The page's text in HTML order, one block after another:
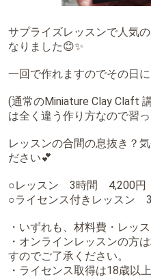
サプライズレッスンで人気
なりました😊✨
一回で作れますのでその日
(通常の⁡Miniature Clay Claft
は全く違う作り方なので習
レッスンの合間の息抜き？
ださい💕
○レッスン 3時間 4,200円
○ライセンス付きレッスン
・いずれも、材料費・レッ
・オンラインレッスンの方
すのでご了承ください。
・ライセンス取得は18歳以